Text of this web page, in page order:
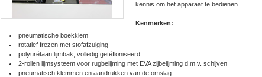
kennis om het apparaat te bedienen.
Kenmerken:
pneumatische boekklem
rotatief frezen met stofafzuiging
polyurétaan lijmbak, volledig getéfloniseerd
2-rollen lijmsysteem voor rugbelijming met EVA zijbelijming d.m.v. schijven
pneumatisch klemmen en aandrukken van de omslag